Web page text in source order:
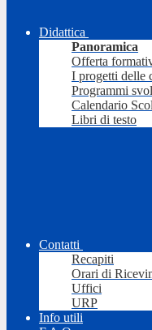
Didattica
Panoramica
Offerta
I progetti delle
Programmi
Calendario
Libri di testo
Contatti
Recapiti
Orari di
Uffici
URP
Info utili